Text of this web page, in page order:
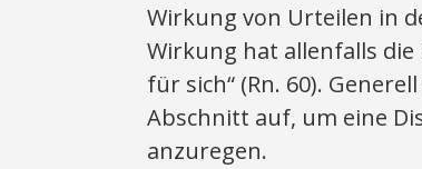
Wirkung von Urteilen in
Wirkung hat allenfalls
für sich“ (Rn. 60).
Abschnitt auf, um eine
anzuregen.